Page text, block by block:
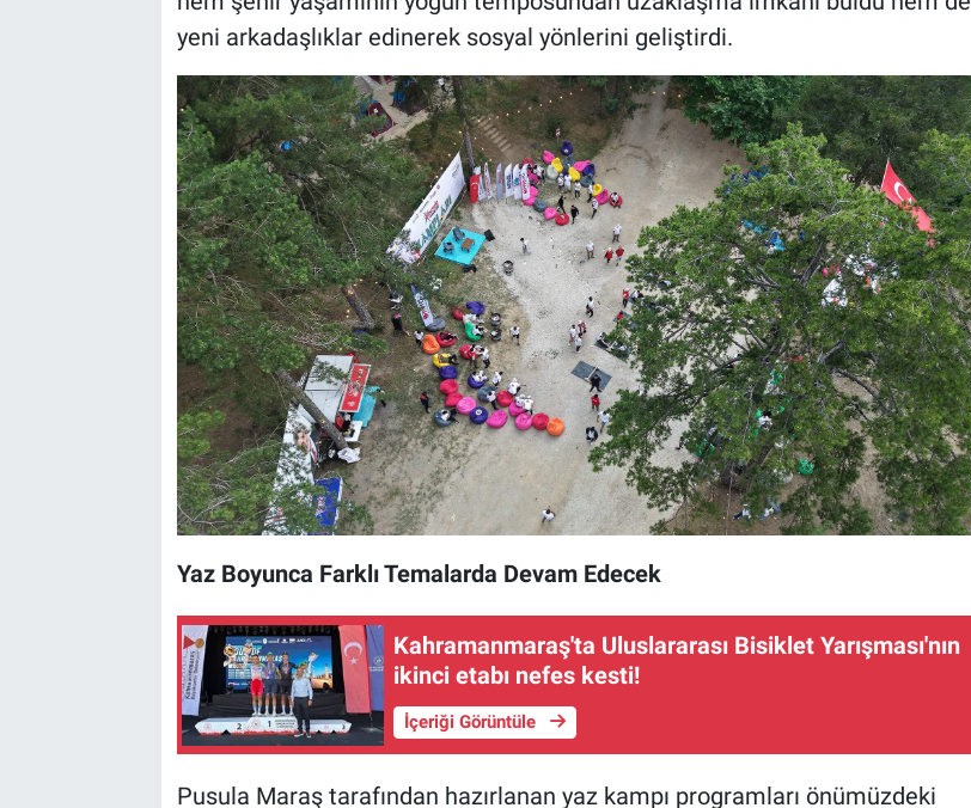
yeni arkadaşlıklar edinerek sosyal yönlerini geliştirdi.
Yaz Boyunca Farklı Temalarda Devam Edecek
Kahramanmaraş'ta Uluslararası Bisiklet Yarışması'nın
ikinci etabı nefes kesti!
İçeriği Görüntüle
Pusula Maraş tarafından hazırlanan yaz kampı programları önümüzdeki